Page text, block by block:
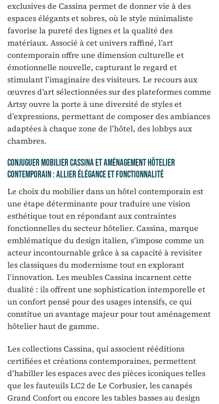
exclusives de Cassina permet de donner vie à des
espaces élégants et sobres, où le style minimaliste
favorise la pureté des lignes et la qualité des
matériaux. Associé à cet univers raffiné, l’art
contemporain offre une dimension culturelle et
émotionnelle nouvelle, capturant le regard et
stimulant l’imaginaire des visiteurs. Le recours aux
œuvres d’art sélectionnées sur des plateformes comme
Artsy ouvre la porte à une diversité de styles et
d’expressions, permettant de composer des ambiances
adaptées à chaque zone de l’hôtel, des lobbys aux
chambres.
Conjuguer mobilier Cassina et aménagement hôtelier
contemporain : allier élégance et fonctionnalité
Le choix du mobilier dans un hôtel contemporain est
une étape déterminante pour traduire une vision
esthétique tout en répondant aux contraintes
fonctionnelles du secteur hôtelier. Cassina, marque
emblématique du design italien, s’impose comme un
acteur incontournable grâce à sa capacité à revisiter
les classiques du modernisme tout en explorant
l’innovation. Les meubles Cassina incarnent cette
dualité : ils offrent une sophistication intemporelle et
un confort pensé pour des usages intensifs, ce qui
constitue un avantage majeur pour tout aménagement
hôtelier haut de gamme.
Les collections Cassina, qui associent rééditions
certifiées et créations contemporaines, permettent
d’habiller les espaces avec des pièces iconiques telles
que les fauteuils LC2 de Le Corbusier, les canapés
Grand Confort ou encore les tables basses au design